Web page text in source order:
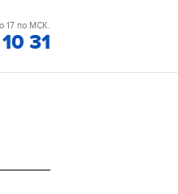
17 по МСК.
31